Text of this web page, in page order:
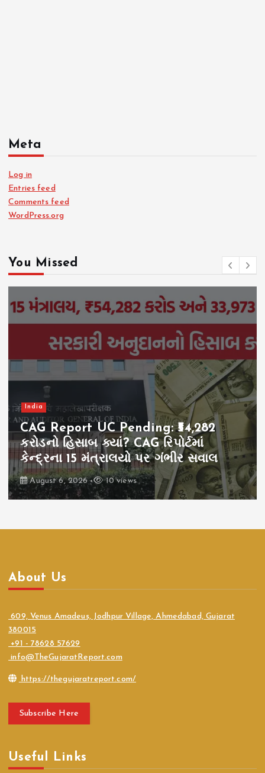
Meta
Log in
Entries feed
Comments feed
WordPress.org
You Missed
India
CAG Report UC Pending: ₹54,282
કરોડનો હિસાબ ક્યાં? CAG રિપોર્ટમાં
કેન્દ્રના 15 મંત્રાલયો પર ગંભીર સવાલ
August 6, 2026 10 views
About Us
609, Venus Amadeus, Jodhpur Village, Ahmedabad, Gujarat
380015
+91 - 78628 57629
info@TheGujaratReport.com
https://thegujaratreport.com/
Subscribe Here
Useful Links